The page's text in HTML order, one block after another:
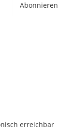
Abonnieren
erreichbar